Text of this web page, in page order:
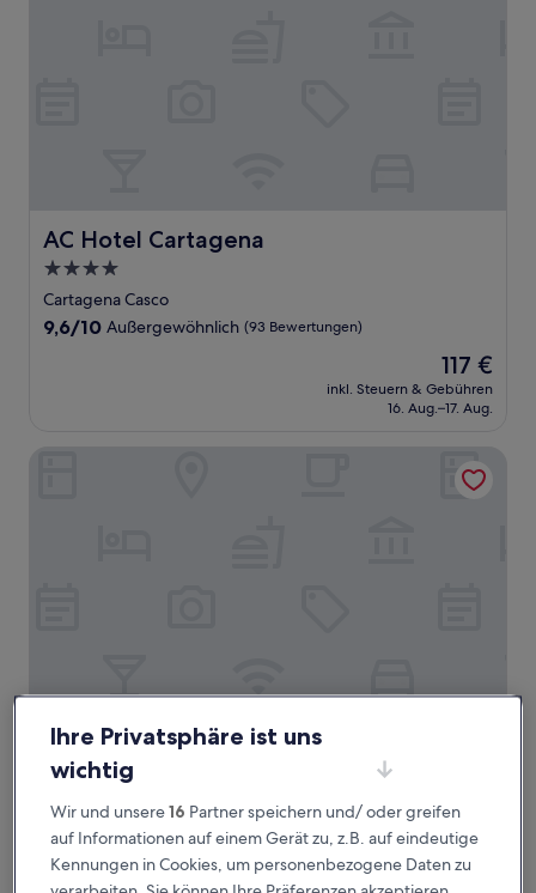
AC Hotel Cartagena
AC Hotel Cartagena
4.0-
Sterne-
Unterkunft
Cartagena Casco
9.6
9,6/10 Außergewöhnlich (93 Bewertungen)
Der
Preis
beträgt
117 €
inkl. Steuern & Gebühren
16. Aug.–17. Aug.
Hotel Sercotel Carlos III
Hotel Sercotel Carlos III
3.0-
Sterne-
Unterkunft
Cartagena Casco
von
10,
9,0/10 Wunderbar (645 Bewertungen)
Der
Preis
79 €
Ihre Privatsphäre ist uns
wichtig
Wir und unsere16 Partner speichern und/ oder greifen
auf Informationen auf einem Gerät zu, z.B. auf eindeutige
Kennungen in Cookies, um personenbezogene Daten zu